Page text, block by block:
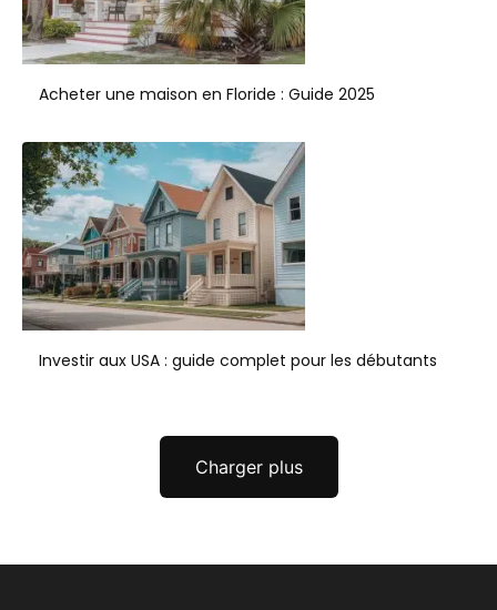
Acheter une maison en Floride : Guide 2025
Investir aux USA : guide complet pour les débutants
Charger plus